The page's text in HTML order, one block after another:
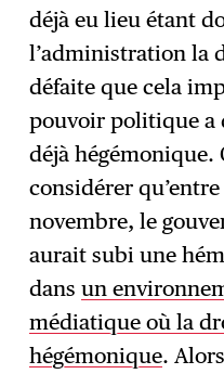
déjà eu lieu étant
l’administration la
défaite que cela
pouvoir politique a
déjà hégémonique.
considérer
novembre, le
aurait subi une
dansun
médiatique où la
hégémonique.